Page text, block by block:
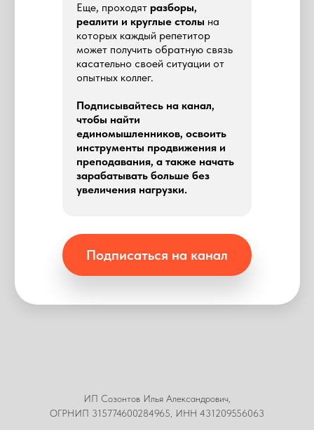
Подписаться на канал
Еще, проходят разборы,
реалити и круглые столы на
которых каждый репетитор
может получить обратную связь
касательно своей ситуации от
опытных коллег.
Подписывайтесь на канал,
чтобы найти
единомышленников, освоить
инструменты продвижения и
преподавания, а также начать
зарабатывать больше без
увеличения нагрузки.
ИП Созонтов Илья Александрович,
ОГРНИП 315774600284965, ИНН 431209556063